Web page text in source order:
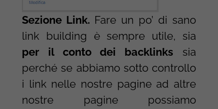
Sezione Link. Fare un po’ di sano
link building è sempre utile, sia
per il conto dei backlinks sia
perché se abbiamo sotto controllo
i link nelle nostre pagine ad altre
nostre pagine possiamo